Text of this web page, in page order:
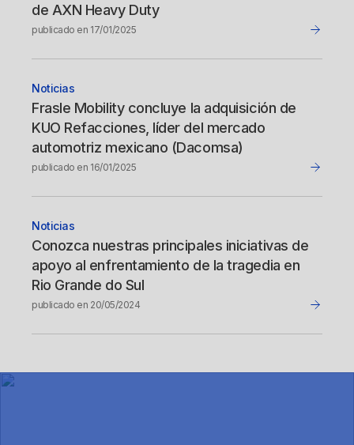
de AXN Heavy Duty
publicado en 17/01/2025
Noticias
Frasle Mobility concluye la adquisición de
KUO Refacciones, líder del mercado
automotriz mexicano (Dacomsa)
publicado en 16/01/2025
Noticias
Conozca nuestras principales iniciativas de
apoyo al enfrentamiento de la tragedia en
Rio Grande do Sul
publicado en 20/05/2024